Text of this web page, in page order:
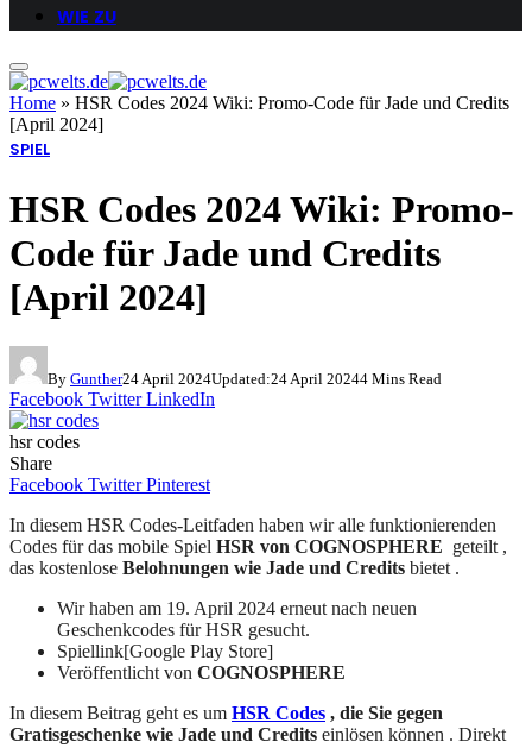
WIE ZU
Home » HSR Codes 2024 Wiki: Promo-Code für Jade und Credits
[April 2024]
SPIEL
HSR Codes 2024 Wiki: Promo-
Code für Jade und Credits
[April 2024]
By Gunther24 April 2024Updated:24 April 20244 Mins Read
Facebook Twitter LinkedIn
hsr codes
Share
Facebook Twitter Pinterest
In diesem HSR Codes-Leitfaden haben wir alle funktionierenden
Codes für das mobile Spiel HSR von COGNOSPHERE geteilt ,
das kostenlose Belohnungen wie Jade und Credits bietet .
Wir haben am 19. April 2024 erneut nach neuen
Geschenkcodes für HSR gesucht.
Spiellink[Google Play Store]
Veröffentlicht von COGNOSPHERE
In diesem Beitrag geht es um HSR Codes , die Sie gegen
Gratisgeschenke wie Jade und Credits einlösen können . Direkt